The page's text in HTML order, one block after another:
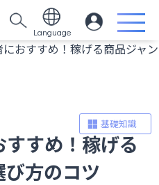
Language
におすすめ！稼げる商品ジャン
基礎知識
すめ！稼げる
方のコツ